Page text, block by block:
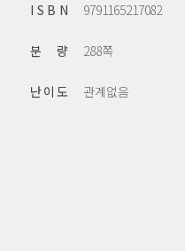
I S B N 9791165217082
분 량 288쪽
난 이 도 관계없음